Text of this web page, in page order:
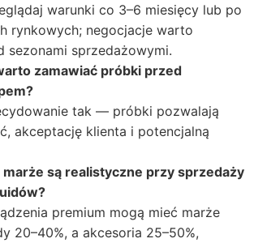
warunki co 3–6 miesięcy lub po
rynkowych; negocjacje warto
sezonami sprzedażowymi.
zamawiać próbki przed
tak — próbki pozwalają
akceptację klienta i potencjalną
marże są realistyczne przy sprzedaży
premium mogą mieć marże
20–40%, a akcesoria 25–50%,